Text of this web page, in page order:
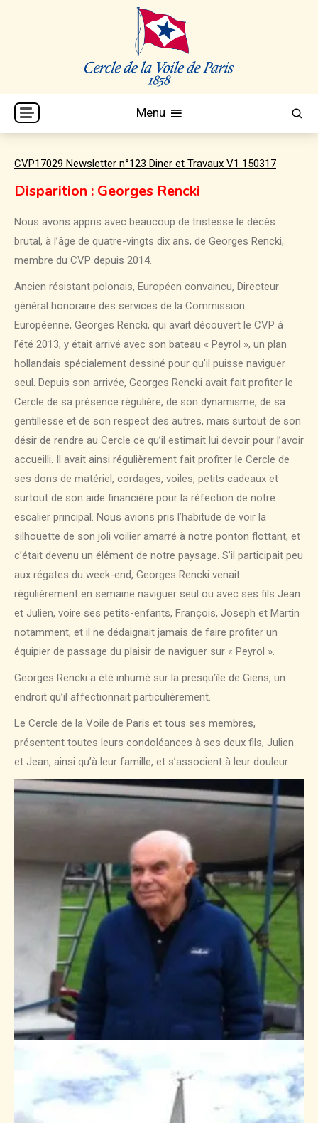
CVP
Cercle de la Voile de Paris
Menu
CVP17029 Newsletter n°123 Diner et Travaux V1 150317
Disparition : Georges Rencki
Nous avons appris avec beaucoup de tristesse le décès
brutal, à l’âge de quatre-vingts dix ans, de Georges Rencki,
membre du CVP depuis 2014.
Ancien résistant polonais, Européen convaincu, Directeur
général honoraire des services de la Commission
Européenne, Georges Rencki, qui avait découvert le CVP à
l’été 2013, y était arrivé avec son bateau « Peyrol », un plan
hollandais spécialement dessiné pour qu’il puisse naviguer
seul. Depuis son arrivée, Georges Rencki avait fait profiter le
Cercle de sa présence régulière, de son dynamisme, de sa
gentillesse et de son respect des autres, mais surtout de son
désir de rendre au Cercle ce qu’il estimait lui devoir pour l’avoir
accueilli. Il avait ainsi régulièrement fait profiter le Cercle de
ses dons de matériel, cordages, voiles, petits cadeaux et
surtout de son aide financière pour la réfection de notre
escalier principal. Nous avions pris l’habitude de voir la
silhouette de son joli voilier amarré à notre ponton flottant, et
c’était devenu un élément de notre paysage. S’il participait peu
aux régates du week-end, Georges Rencki venait
régulièrement en semaine naviguer seul ou avec ses fils Jean
et Julien, voire ses petits-enfants, François, Joseph et Martin
notamment, et il ne dédaignait jamais de faire profiter un
équipier de passage du plaisir de naviguer sur « Peyrol ».
Georges Rencki a été inhumé sur la presqu’île de Giens, un
endroit qu’il affectionnait particulièrement.
Le Cercle de la Voile de Paris et tous ses membres,
présentent toutes leurs condoléances à ses deux fils, Julien
et Jean, ainsi qu’à leur famille, et s’associent à leur douleur.